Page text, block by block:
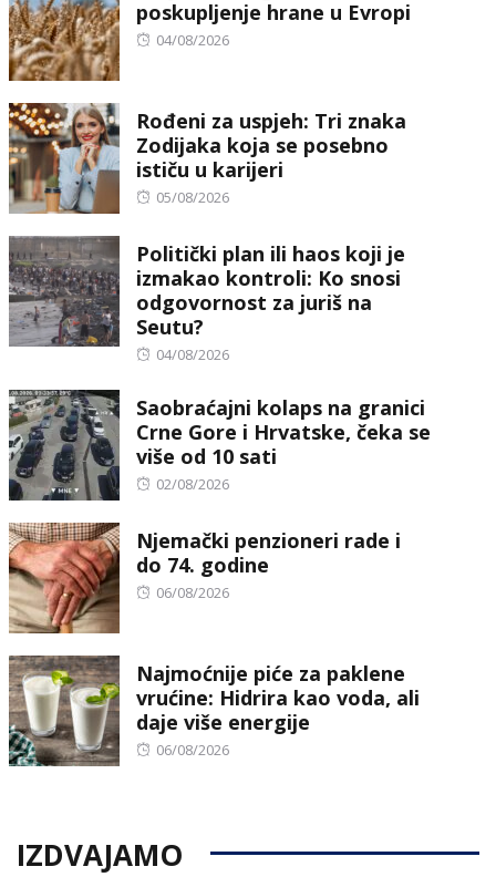
poskupljenje hrane u Evropi
Posted
04/08/2026
Rođeni za uspjeh: Tri znaka
Zodijaka koja se posebno
ističu u karijeri
Posted
05/08/2026
Politički plan ili haos koji je
izmakao kontroli: Ko snosi
odgovornost za juriš na
Seutu?
Posted
04/08/2026
Saobraćajni kolaps na granici
Crne Gore i Hrvatske, čeka se
više od 10 sati
Posted
02/08/2026
Njemački penzioneri rade i
do 74. godine
Posted
06/08/2026
Najmoćnije piće za paklene
vrućine: Hidrira kao voda, ali
daje više energije
Posted
06/08/2026
IZDVAJAMO